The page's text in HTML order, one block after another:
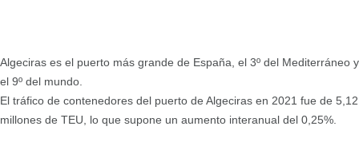
Algeciras es el puerto más grande de España, el 3º del Mediterráneo y
el 9º del mundo.
El tráfico de contenedores del puerto de Algeciras en 2021 fue de 5,12
millones de TEU, lo que supone un aumento interanual del 0,25%.